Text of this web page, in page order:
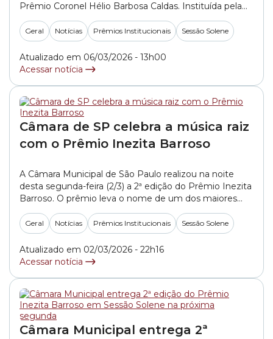
Prêmio Coronel Hélio Barbosa Caldas. Instituída pela
Resolução nº 6, de 14 de maio de 2009, a premiação
concede Salvas de Prata aos cinco bombeiros que
mais se destacaram no desempenho de suas funções
na cidade... »
Geral Notícias Prêmios Institucionais Sessão Solene
Atualizado em 06/03/2026 - 13h00
Acessar notícia
Câmara de SP celebra a música raiz
com o Prêmio Inezita Barroso
A Câmara Municipal de São Paulo realizou na noite
desta segunda-feira (2/3) a 2ª edição do Prêmio Inezita
Barroso. O prêmio leva o nome de um dos maiores
ícones da música popular brasileira. Criada por meio da
Resolução 17/2023 e do Ato 1647/2024, a honraria é
destinada a artistas e instituições que se destacam
na... »
Geral Notícias Prêmios Institucionais Sessão Solene
Atualizado em 02/03/2026 - 22h16
Acessar notícia
Câmara Municipal entrega 2ª